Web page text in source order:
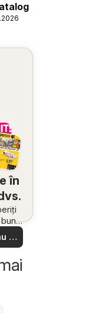
în
–
să